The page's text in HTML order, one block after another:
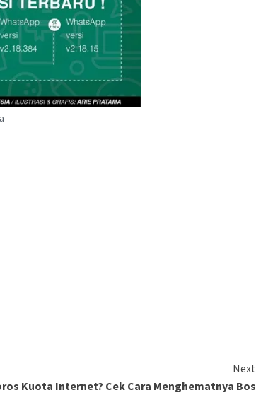
Next
Kuota Internet? Cek Cara Menghematnya Bos